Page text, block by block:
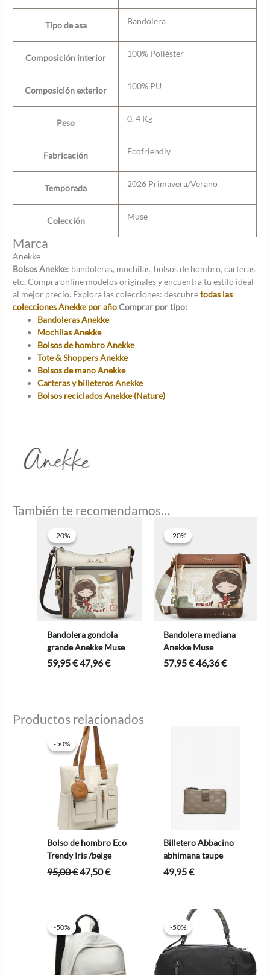
Tipo de asa Bandolera
Composición interior 100% Poliéster
Composición exterior 100% PU
Peso 0, 4 Kg
Fabricación Ecofriendly
Temporada 2026 Primavera/Verano
Colección Muse
Marca
Anekke
Bolsos Anekke: bandoleras, mochilas, bolsos de hombro, carteras,
etc. Compra online modelos originales y encuentra tu estilo ideal
al mejor precio. Explora las colecciones: descubretodas las
colecciones Anekke por año.Comprar por tipo:
Bandoleras Anekke
Mochilas Anekke
Bolsos de hombro Anekke
Tote & Shoppers Anekke
Bolsos de mano Anekke
Carteras y billeteros Anekke
Bolsos reciclados Anekke (Nature)
También te recomendamos…
-20%
-20%
Bandolera gondola
grande Anekke Muse
59,95€El
47,96€El
-20%
-20%
Bandolera mediana
Anekke Muse
57,95€El
46,36€El
Productos relacionados
-50%
-50%
Bolso de hombro Eco
Trendy Iris /beige
95,00€El
95,00 €.
47,50€El
Billetero Abbacino
abhimana taupe
49,95€
-50%
-50% -50%
-50%